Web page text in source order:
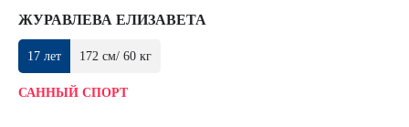
ЖУРАВЛЕВА ЕЛИЗАВЕТА
17 лет 172 см/ 60 кг
САННЫЙ СПОРТ